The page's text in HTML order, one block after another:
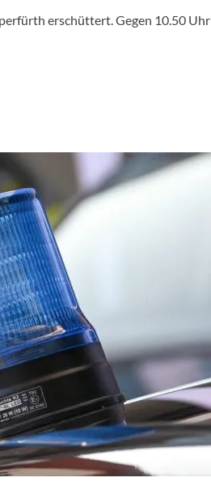
erschüttert. Gegen 10.50 Uhr